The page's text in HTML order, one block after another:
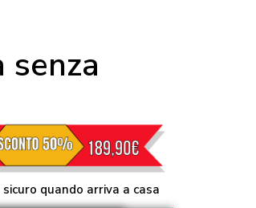
quando arriva a casa